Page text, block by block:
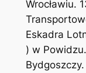
Wrocławiu.
Eskadra
) w